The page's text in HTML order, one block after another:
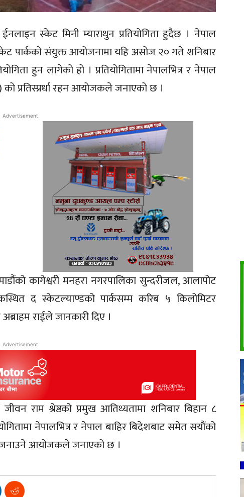
स्केट मिनी म्याराथुन प्रतियोगिता हुदैछ । नेपाल
पार्कको संयुक्त आयोजनामा यहि असोज २० गते शनिबार
हुन लागेको हो । प्रतियोगितामा नेपालभित्र र नेपाल
प्रतिस्प्रर्धा रहन आयोजकले जनाएको छ ।
Advertisement
कागेश्वरी मनहरा नगरपालिका सुन्दरीजल, आलापोट
द स्केटल्याण्डको पार्कसम्म करिब ५ किलोमिटर
राईले जानकारी दिए ।
Advertisement
राम श्रेष्ठको प्रमुख आतिथ्यतामा शनिबार बिहान ८
नेपालभित्र र नेपाल बाहिर बिदेशबाट समेत सयौंको
जनाउने आयोजकले जनाएको छ ।